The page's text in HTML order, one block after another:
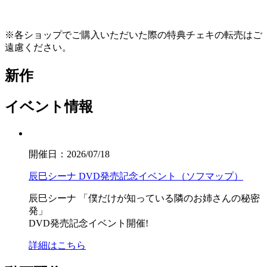
※各ショップでご購入いただいた際の特典チェキの転売はご
遠慮ください。
新作
イベント情報
開催日：2026/07/18
辰巳シーナ DVD発売記念イベント（ソフマップ）
辰巳シーナ
「僕だけが知っている隣のお姉さんの秘密
発」
DVD発売記念イベント開催!
詳細はこちら